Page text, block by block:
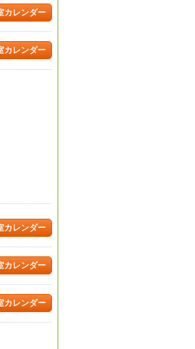
カレンダー
カレンダー
カレンダー
カレンダー
カレンダー